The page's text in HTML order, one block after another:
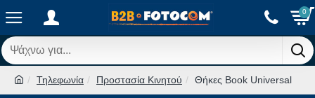
0
Τηλεφωνία Προστασία Κινητού Θήκες Book Universal